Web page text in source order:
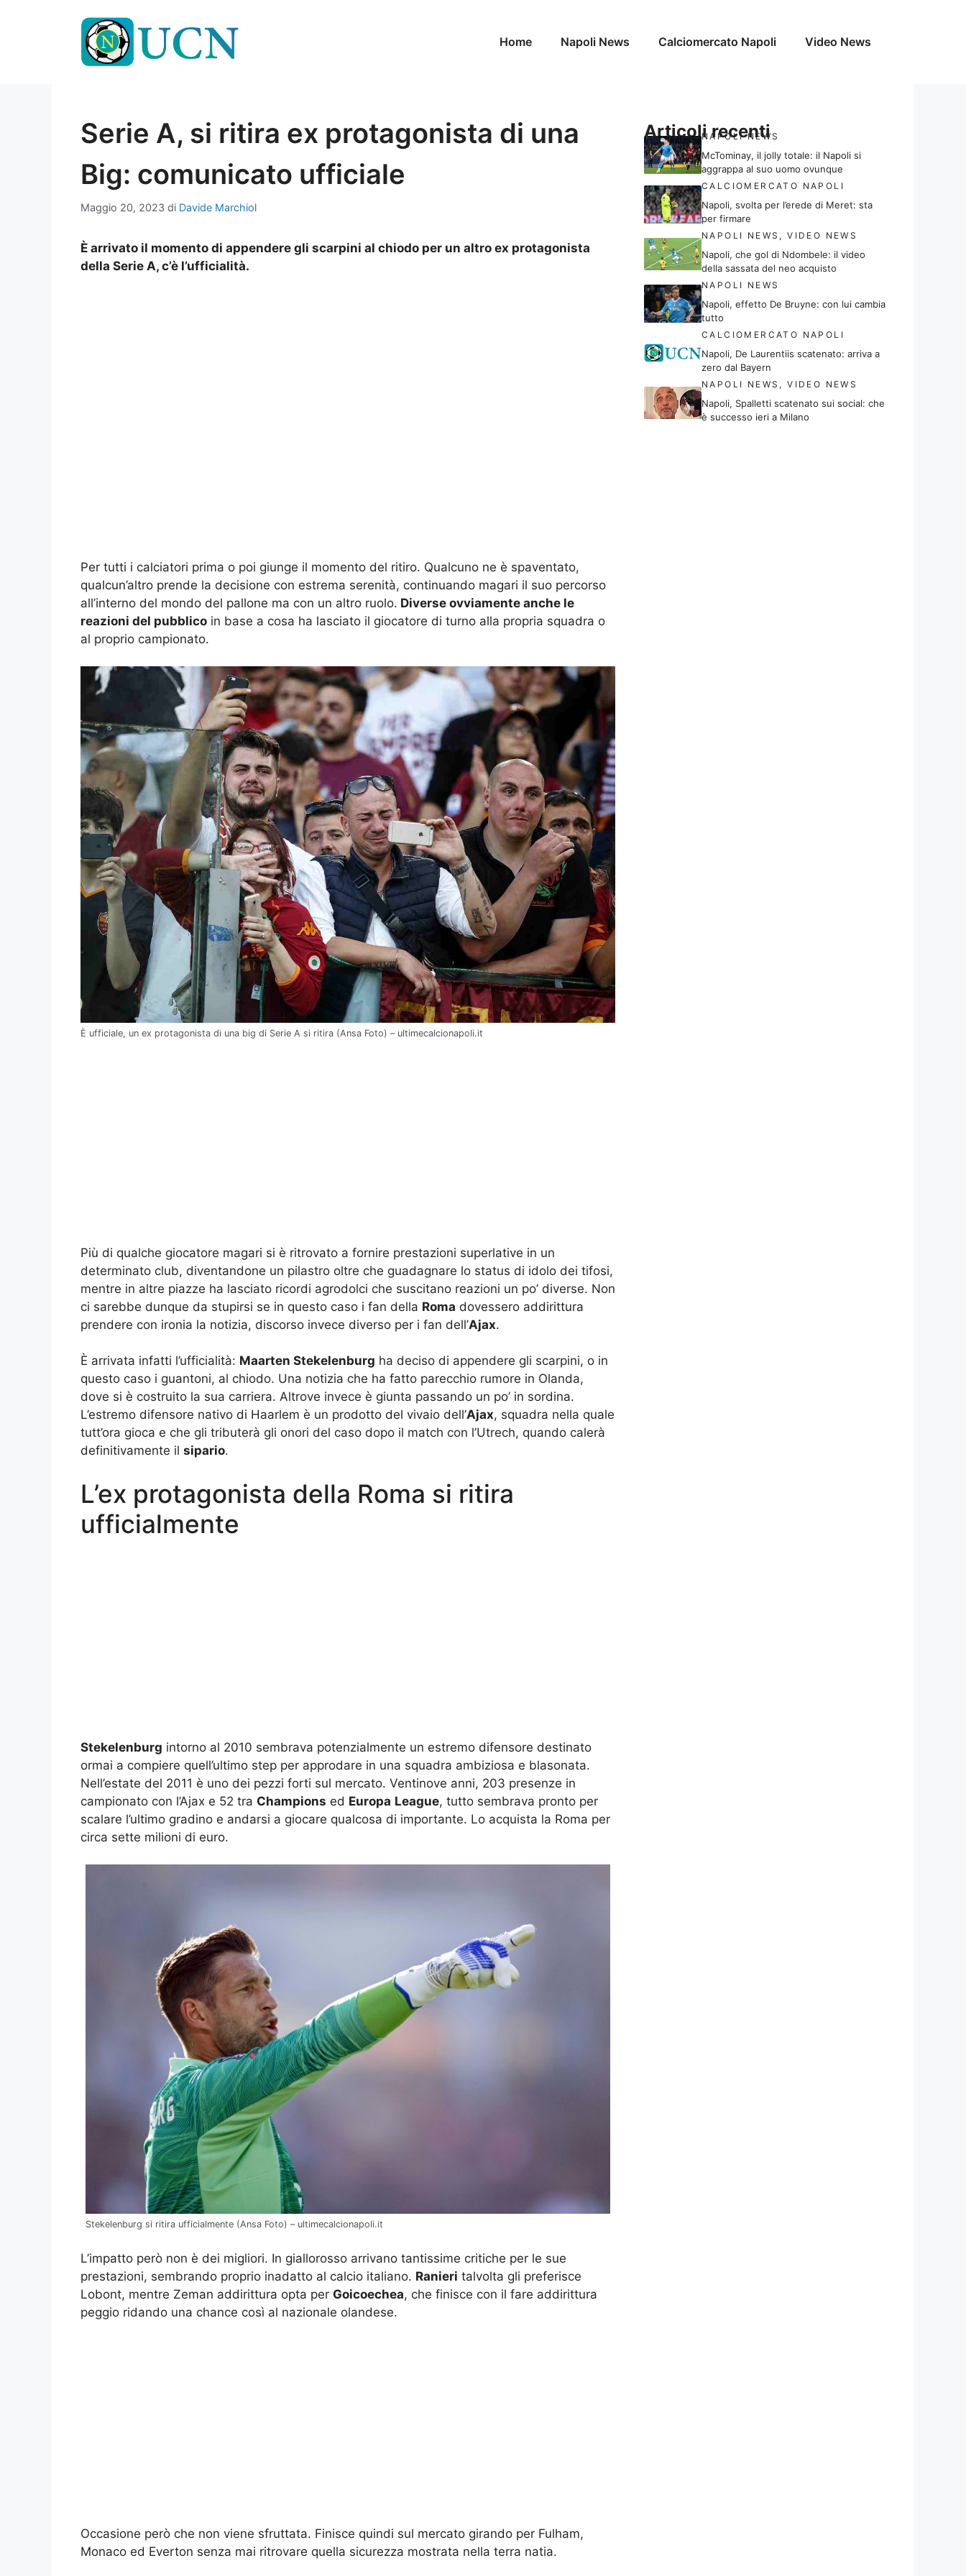
Home Napoli News Calciomercato Napoli Video News
Serie A, si ritira ex protagonista di una
Big: comunicato ufficiale
Maggio 20, 2023 di Davide Marchiol
È arrivato il momento di appendere gli scarpini al chiodo per un altro ex protagonista
della Serie A, c’è l’ufficialità.
Per tutti i calciatori prima o poi giunge il momento del ritiro. Qualcuno ne è spaventato,
qualcun’altro prende la decisione con estrema serenità, continuando magari il suo percorso
all’interno del mondo del pallone ma con un altro ruolo. Diverse ovviamente anche le
reazioni del pubblico in base a cosa ha lasciato il giocatore di turno alla propria squadra o
al proprio campionato.
È ufficiale, un ex protagonista di una big di Serie A si ritira (Ansa Foto) – ultimecalcionapoli.it
Più di qualche giocatore magari si è ritrovato a fornire prestazioni superlative in un
determinato club, diventandone un pilastro oltre che guadagnare lo status di idolo dei tifosi,
mentre in altre piazze ha lasciato ricordi agrodolci che suscitano reazioni un po’ diverse. Non
ci sarebbe dunque da stupirsi se in questo caso i fan della Roma dovessero addirittura
prendere con ironia la notizia, discorso invece diverso per i fan dell’Ajax.
È arrivata infatti l’ufficialità: Maarten Stekelenburg ha deciso di appendere gli scarpini, o in
questo caso i guantoni, al chiodo. Una notizia che ha fatto parecchio rumore in Olanda,
dove si è costruito la sua carriera. Altrove invece è giunta passando un po’ in sordina.
L’estremo difensore nativo di Haarlem è un prodotto del vivaio dell’Ajax, squadra nella quale
tutt’ora gioca e che gli tributerà gli onori del caso dopo il match con l’Utrech, quando calerà
definitivamente il sipario.
L’ex protagonista della Roma si ritira
ufficialmente
Stekelenburg intorno al 2010 sembrava potenzialmente un estremo difensore destinato
ormai a compiere quell’ultimo step per approdare in una squadra ambiziosa e blasonata.
Nell’estate del 2011 è uno dei pezzi forti sul mercato. Ventinove anni, 203 presenze in
campionato con l’Ajax e 52 tra Champions ed Europa League, tutto sembrava pronto per
scalare l’ultimo gradino e andarsi a giocare qualcosa di importante. Lo acquista la Roma per
circa sette milioni di euro.
Stekelenburg si ritira ufficialmente (Ansa Foto) – ultimecalcionapoli.it
L’impatto però non è dei migliori. In giallorosso arrivano tantissime critiche per le sue
prestazioni, sembrando proprio inadatto al calcio italiano. Ranieri talvolta gli preferisce
Lobont, mentre Zeman addirittura opta per Goicoechea, che finisce con il fare addirittura
peggio ridando una chance così al nazionale olandese.
Occasione però che non viene sfruttata. Finisce quindi sul mercato girando per Fulham,
Monaco ed Everton senza mai ritrovare quella sicurezza mostrata nella terra natia.
Articoli recenti
NAPOLI NEWS
McTominay, il jolly totale: il Napoli si
aggrappa al suo uomo ovunque
CALCIOMERCATO NAPOLI
Napoli, svolta per l’erede di Meret: sta
per firmare
NAPOLI NEWS ,VIDEO NEWS
Napoli, che gol di Ndombele: il video
della sassata del neo acquisto
NAPOLI NEWS
Napoli, effetto De Bruyne: con lui cambia
tutto
CALCIOMERCATO NAPOLI
Napoli, De Laurentiis scatenato: arriva a
zero dal Bayern
NAPOLI NEWS ,VIDEO NEWS
Napoli, Spalletti scatenato sui social: che
è successo ieri a Milano